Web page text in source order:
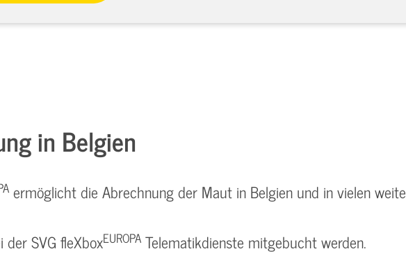
in Belgien
ermöglicht die Abrechnung der Maut in Belgien und in vielen
SVG fleXboxEUROPA Telematikdienste mitgebucht werden.